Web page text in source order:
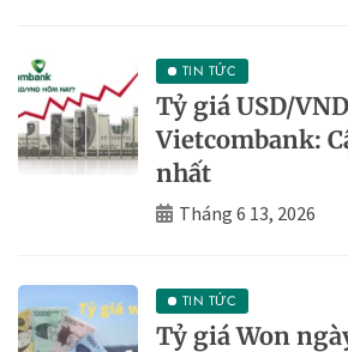
TIN TỨC
Tỷ giá USD/
Vietcombank:
nhất
Tháng 6 13, 2026
TIN TỨC
Tỷ giá Won